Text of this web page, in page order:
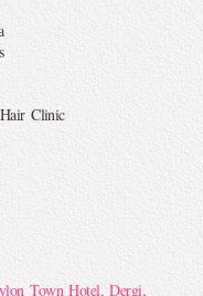
Clinic
Town Hotel,Dergi,